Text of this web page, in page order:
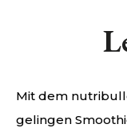
Mit dem
gelingen